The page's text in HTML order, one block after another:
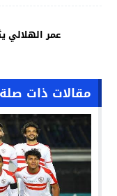
عمر الهلالي
مقالات ذات صلة